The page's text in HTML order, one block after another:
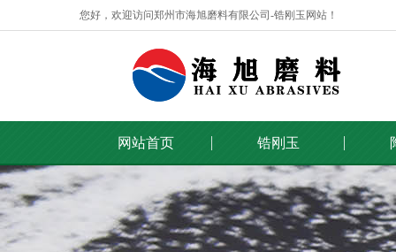
您好，欢迎访问郑州市海旭磨料有限公司-锆刚玉网站！
网站首页 锆刚玉